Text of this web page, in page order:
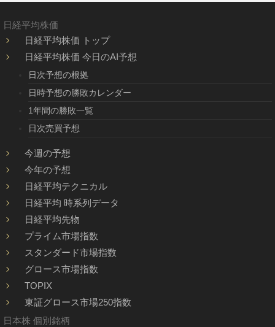
日経平均株価
日経平均株価 トップ
日経平均株価 今日のAI予想
日次予想の根拠
日時予想の勝敗カレンダー
1年間の勝敗一覧
日次売買予想
今週の予想
今年の予想
日経平均テクニカル
日経平均 時系列データ
日経平均先物
プライム市場指数
スタンダード市場指数
グロース市場指数
TOPIX
東証グロース市場250指数
日本株 個別銘柄